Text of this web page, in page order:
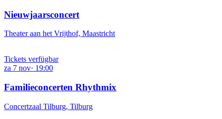
Nieuwjaarsconcert
Theater aan het Vrijthof, Maastricht
Tickets verfügbar
za 7 nov· 19:00
Familieconcerten Rhythmix
Concertzaal Tilburg, Tilburg